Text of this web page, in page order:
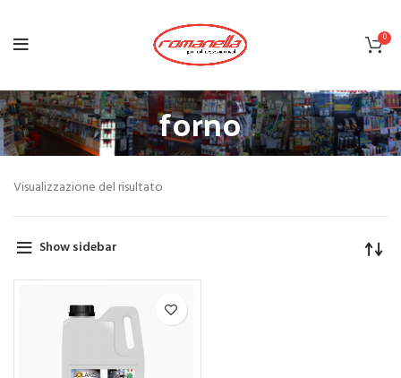
0
forno
Visualizzazione del risultato
Show sidebar